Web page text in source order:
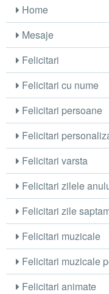
Home
Mesaje
Felicitari
Felicitari cu nume
Felicitari persoane
Felicitari
Felicitari varsta
Felicitari zilele
Felicitari zile
Felicitari muzicale
Felicitari muzicale
Felicitari animate